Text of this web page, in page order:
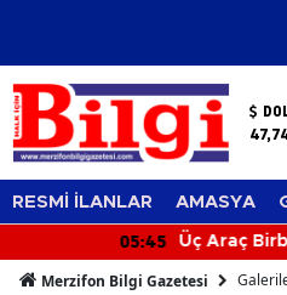
RESMİ İLANLAR AMASYA
Üç Araç Birbirine Girdi:
Merzifon Bilgi Gazetesi